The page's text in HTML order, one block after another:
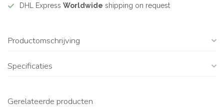
DHL Express Worldwide shipping on request
Productomschrijving
Specificaties
Gerelateerde producten